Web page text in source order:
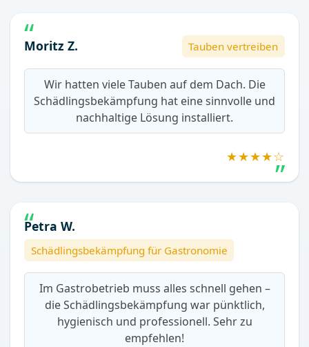
Moritz Z. Tauben vertreiben
Wir hatten viele Tauben auf dem Dach. Die
Schädlingsbekämpfung hat eine sinnvolle und
nachhaltige Lösung installiert.
★★★★☆
Petra W.
Schädlingsbekämpfung für Gastronomie
Im Gastrobetrieb muss alles schnell gehen –
die Schädlingsbekämpfung war pünktlich,
hygienisch und professionell. Sehr zu
empfehlen!